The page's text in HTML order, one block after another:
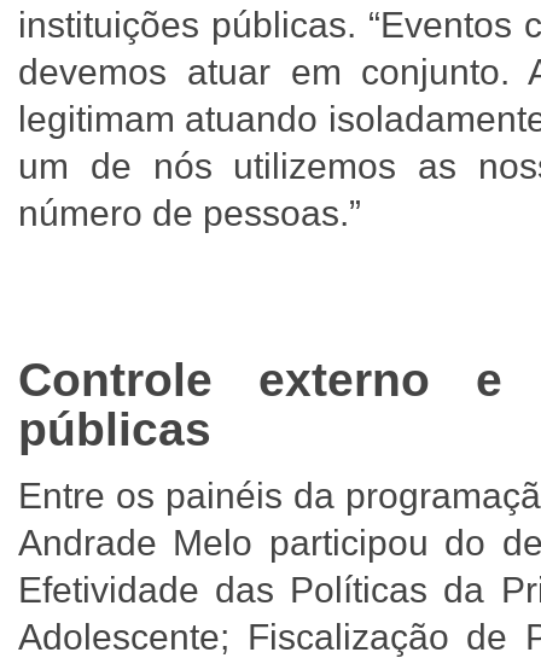
instituições públicas. “Eventos
devemos atuar em conjunto.
legitimam atuando
um de nós utilizemos as
número de pessoas.”
Controle externo e
públicas
Entre os painéis da
Andrade Melo participou do
Efetividade das Políticas da
Adolescente; Fiscalização de